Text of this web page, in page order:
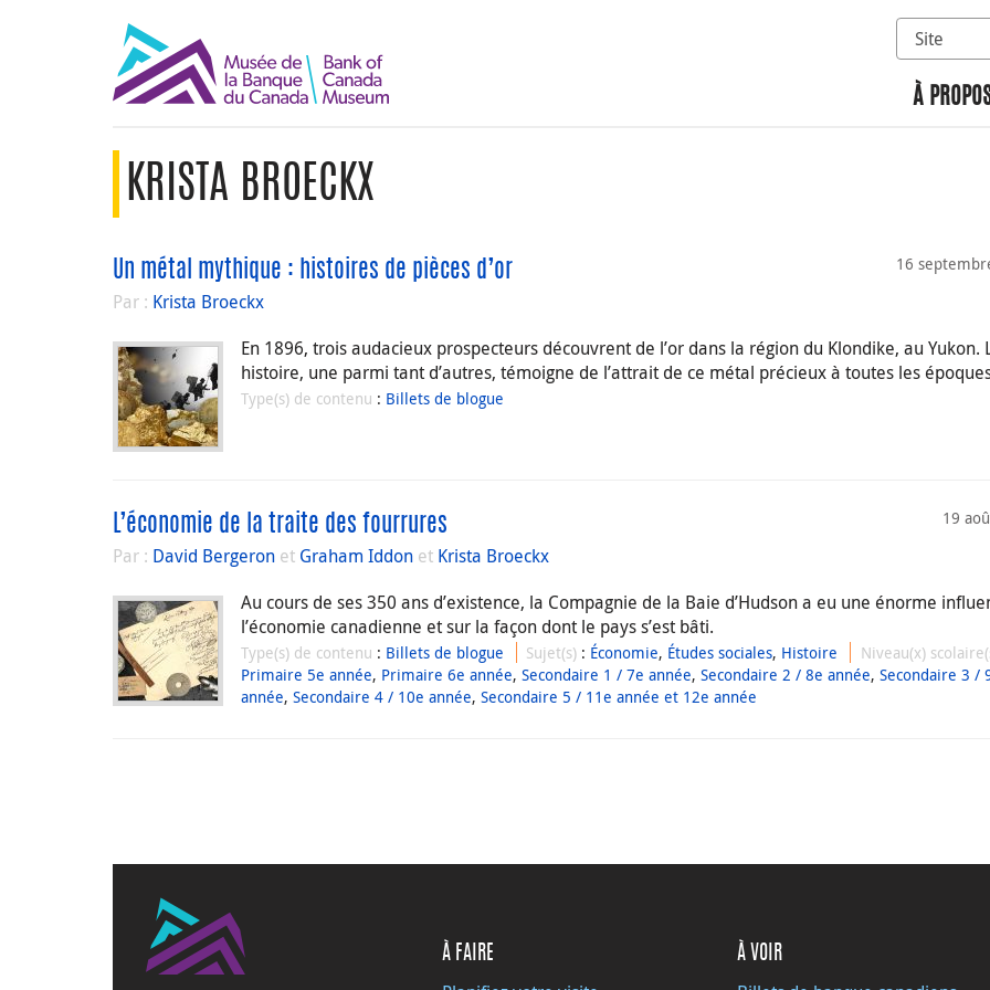
À
KRISTA BROECKX
16
Un métal mythique : histoires de pièces d’or
Par : Krista Broeckx
En 1896, trois audacieux prospecteurs découvrent de l’or dans la région du Klondike, au Yukon.
histoire, une parmi tant d’autres, témoigne de l’attrait de ce métal précieux à toutes les
Type(s) de contenu : Billets de blogue
19
L’économie de la traite des fourrures
Par : David Bergeron et Graham Iddon et Krista Broeckx
Au cours de ses 350 ans d’existence, la Compagnie de la Baie d’Hudson a eu une énorme
l’économie canadienne et sur la façon dont le pays s’est bâti.
Type(s) de contenu : Billets de blogue Sujet(s) : Économie, Études sociales, Histoire Niveau(x)
Primaire 5e année, Primaire 6e année, Secondaire 1 / 7e année, Secondaire 2 / 8e année, Secondaire 3 /
année, Secondaire 4 / 10e année, Secondaire 5 / 11e année et 12e année
À FAIRE À VOIR